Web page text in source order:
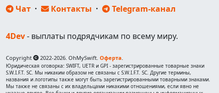
Чат · Контакты · Telegram-канал
4Dev- выплаты подрядчикам по всему миру.
Copyright 2022-2026. OhMySwift. Оферта.
Юридическая оговорка: SWIFT, UETR и GPI - зарегистрированные товарные знаки
S.W.I.F.T. SC. Мы никаким образом не связаны с S.W.I.F.T. SC. Другие термины,
названия и логотипы также могут быть зарегистрированными товарными знаками.
Мы также не связаны с их владельцами никакими отношениями, если явно не